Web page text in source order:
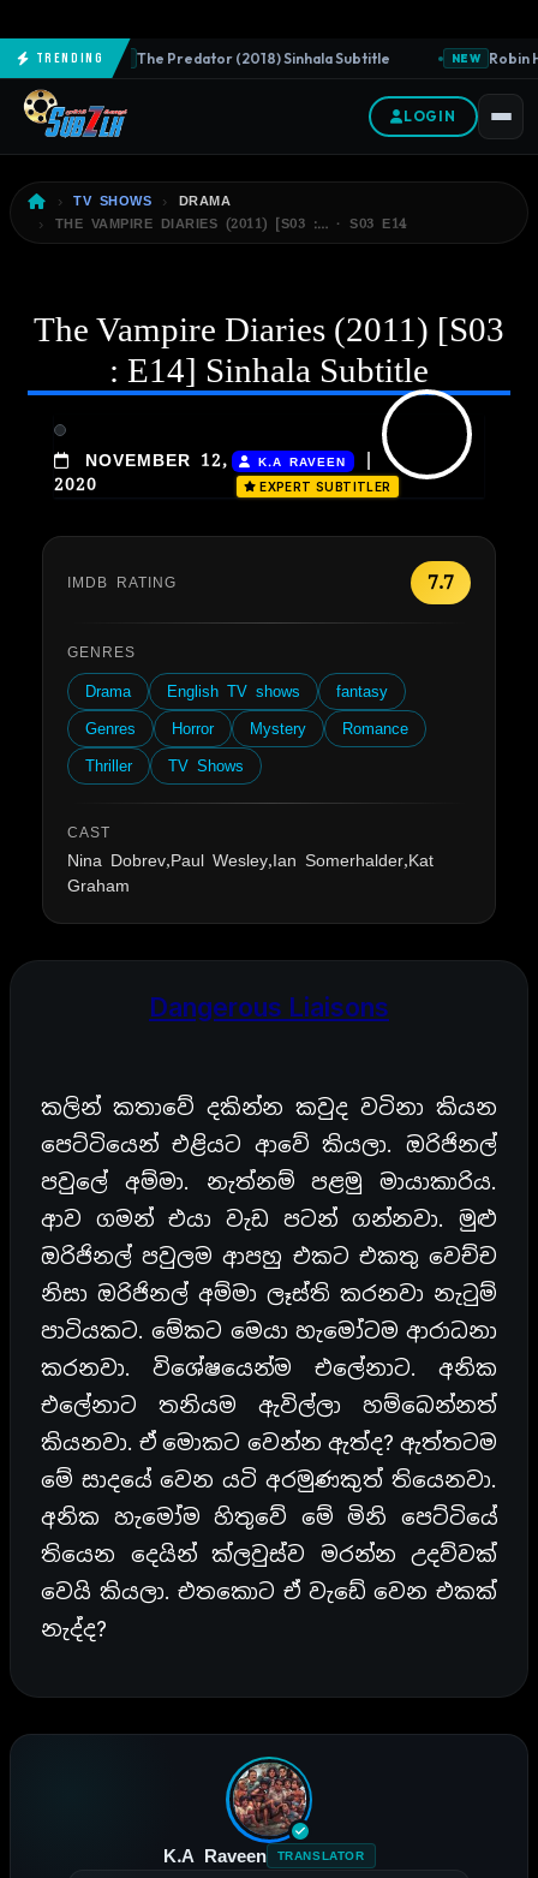
TrendingNEW The Predator (2018) Sinhala Subtitle NEW Robin
LOGIN
TV SHOWS
DRAMA
THE VAMPIRE DIARIES (2011) [S03 :… · S03 E14
The Vampire Diaries (2011) [S03
: E14] Sinhala Subtitle
NOVEMBER 12,
2020
K.A RAVEEN |
EXPERT SUBTITLER
IMDB RATING 7.7
GENRES
Drama English TV shows
fantasy
Genres
Horror Mystery
Romance
Thriller
TV Shows
CAST
Nina Dobrev,Paul Wesley,Ian Somerhalder,Kat
Graham
Dangerous Liaisons
කලින් කතාවේ දකින්න කවුද වටිනා කියන
පෙට්ටියෙන් එළියට ආවේ කියලා. ඔරිජිනල්
පවුලේ අම්මා. නැත්නම් පළමු මායාකාරිය.
ආව ගමන් එයා වැඩ පටන් ගන්නවා. මුළු
ඔරිජිනල් පවුලම ආපහු එකට එකතු වෙච්ච
නිසා ඔරිජිනල් අම්මා ලෑස්ති කරනවා නැටුම්
පාටියකට. මේකට මෙයා හැමෝටම ආරාධනා
කරනවා. විශේෂයෙන්ම එලේනාට. අනික
එලේනාට තනියම ඇවිල්ලා හම්බෙන්නත්
කියනවා. ඒ මොකට වෙන්න ඇත්ද? ඇත්තටම
මේ සාදයේ වෙන යටි අරමුණකුත් තියෙනවා.
අනික හැමෝම හිතුවේ මේ මිනි පෙට්ටියේ
තියෙන දෙයින් ක්ලවුස්ව මරන්න උදව්වක්
වෙයි කියලා. එතකොට ඒ වැඩේ වෙන එකක්
නැද්ද?
K.A Raveen TRANSLATOR